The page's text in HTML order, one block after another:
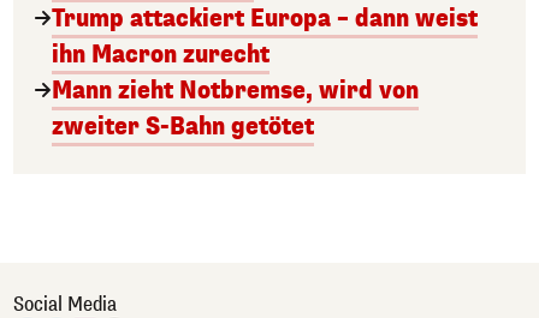
Trump attackiert Europa – dann weist
ihn Macron zurecht
Mann zieht Notbremse, wird von
zweiter S-Bahn getötet
Social Media